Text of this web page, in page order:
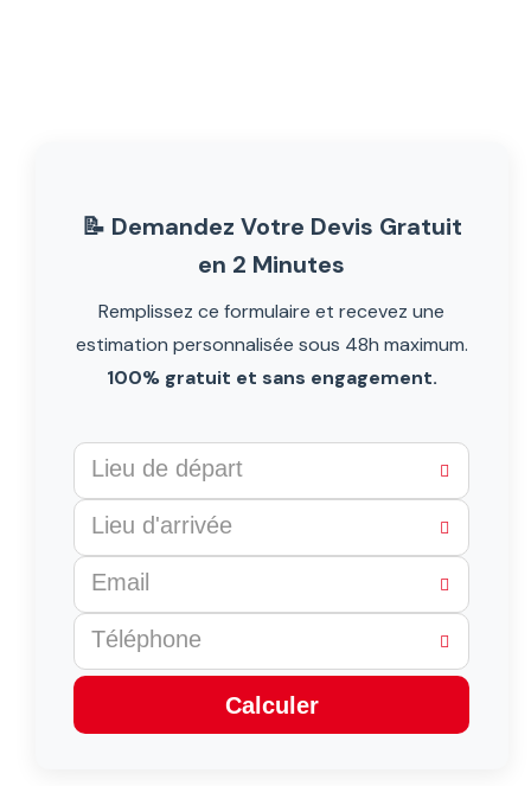
📝 Demandez Votre Devis Gratuit
en 2 Minutes
Remplissez ce formulaire et recevez une
estimation personnalisée sous 48h maximum.
100% gratuit et sans engagement.
Calculer